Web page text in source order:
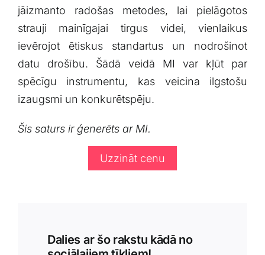
jāizmanto radošas metodes, lai ⁣pielāgotos
‍strauji mainīgajai tirgus videi,⁤ vienlaikus
ievērojot ētiskus ​standartus un nodrošinot
datu drošību. Šādā veidā MI var kļūt⁤ par
spēcīgu instrumentu, kas veicina ilgstošu
izaugsmi un⁣ konkurētspēju.
Šis saturs ir ģenerēts ar MI.
Uzzināt cenu
Dalies ar šo rakstu kādā no